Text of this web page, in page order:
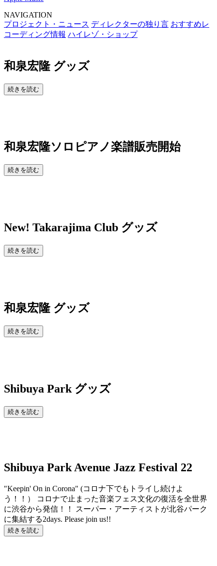
NAVIGATION
プロジェクト・ニュース ディレクターの独り言 おすすめレ
コーディング情報 ハイレゾ・ショップ
和泉宏隆 グッズ
続きを読む
和泉宏隆ソロピアノ楽譜販売開始
続きを読む
New! Takarajima Club グッズ
続きを読む
和泉宏隆 グッズ
続きを読む
Shibuya Park グッズ
続きを読む
Shibuya Park Avenue Jazz Festival 22
"Keepin' On in Corona" (コロナ下でもトライし続けよ
う！！） コロナで止まった音楽フェス文化の復活を全世界
に渋谷から発信！！ スーパー・アーティストが北谷パーク
に集結する2days. Please join us!!
続きを読む